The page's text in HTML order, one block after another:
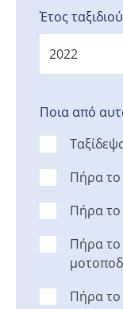
Έτος ταξιδιού
Ποια από
Πήρα το
Πήρα
Πήρα το
Πήρα το